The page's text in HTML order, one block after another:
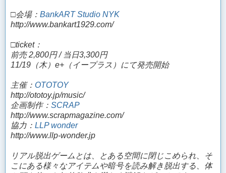
□会場： BankART Studio NYK
http://www.bankart1929.com/
□ticket：
前売 2,800円 / 当日3,300円
11/19（木）e+（イープラス）にて発売開始
主催： OTOTOY
http://ototoy.jp/music/
企画制作： SCRAP
http://www.scrapmagazine.com/
協力： LLP wonder
http://www.llp-wonder.jp
リアル脱出ゲームとは、とある空間に閉じこめられ、そ
こにある様々なアイテムや暗号を読み解き脱出する、体